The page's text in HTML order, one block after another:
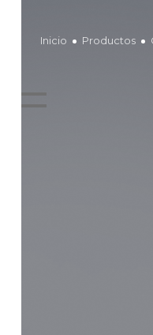
Inicio Productos